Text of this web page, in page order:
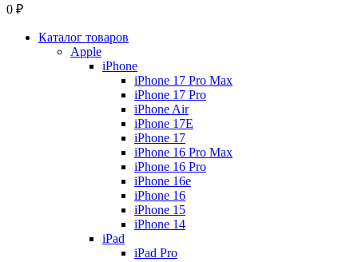
0 ₽
Каталог товаров
Apple
iPhone
iPhone 17 Pro Max
iPhone 17 Pro
iPhone Air
iPhone 17E
iPhone 17
iPhone 16 Pro Max
iPhone 16 Pro
iPhone 16e
iPhone 16
iPhone 15
iPhone 14
iPad
iPad Pro